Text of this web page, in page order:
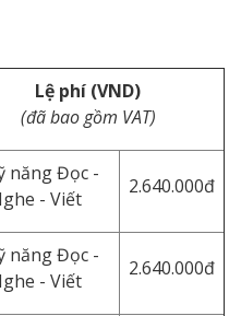
Lệ phí (VND)
(đã bao gồm VAT)
năng Đọc -
- Viết
2.640.000đ
năng Đọc -
- Viết
2.640.000đ